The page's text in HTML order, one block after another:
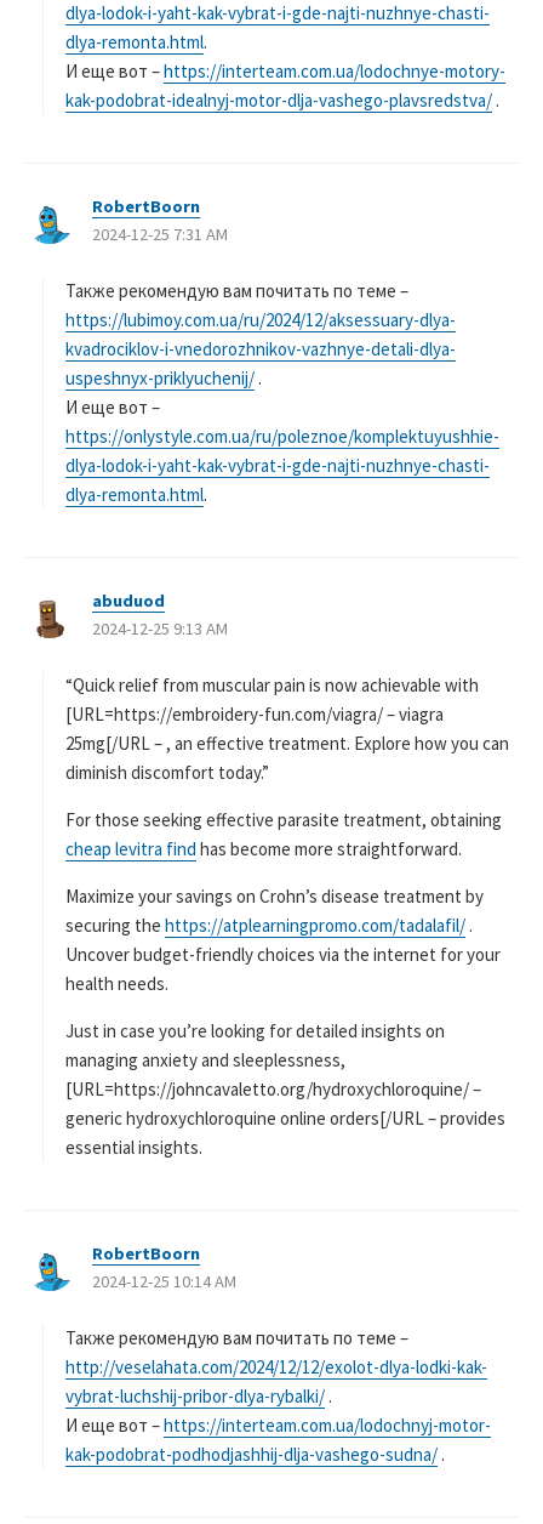
dlya-lodok-i-yaht-kak-vybrat-i-gde-najti-nuzhnye-chasti-
dlya-remonta.html.
И еще вот –https://interteam.com.ua/lodochnye-motory-
kak-podobrat-idealnyj-motor-dlja-vashego-plavsredstva/ .
RobertBoorn
り
2024-12-25 7:31 AM
Также рекомендую вам почитать по теме –
https://lubimoy.com.ua/ru/2024/12/aksessuary-dlya-
kvadrociklov-i-vnedorozhnikov-vazhnye-detali-dlya-
uspeshnyx-priklyuchenij/ .
И еще вот –
https://onlystyle.com.ua/ru/poleznoe/komplektuyushhie-
dlya-lodok-i-yaht-kak-vybrat-i-gde-najti-nuzhnye-chasti-
dlya-remonta.html.
abuduod
り
2024-12-25 9:13 AM
“Quick relief from muscular pain is now achievable with
[URL=https://embroidery-fun.com/viagra/ – viagra
25mg[/URL – , an effective treatment. Explore how you can
diminish discomfort today.”
For those seeking effective parasite treatment, obtaining
cheap levitra find has become more straightforward.
Maximize your savings on Crohn’s disease treatment by
securing the https://atplearningpromo.com/tadalafil/ .
Uncover budget-friendly choices via the internet for your
health needs.
Just in case you’re looking for detailed insights on
managing anxiety and sleeplessness,
[URL=https://johncavaletto.org/hydroxychloroquine/ –
generic hydroxychloroquine online orders[/URL – provides
essential insights.
RobertBoorn
り
2024-12-25 10:14 AM
Также рекомендую вам почитать по теме –
http://veselahata.com/2024/12/12/exolot-dlya-lodki-kak-
vybrat-luchshij-pribor-dlya-rybalki/ .
И еще вот –https://interteam.com.ua/lodochnyj-motor-
kak-podobrat-podhodjashhij-dlja-vashego-sudna/ .